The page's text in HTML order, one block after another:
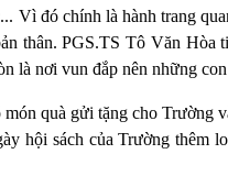
Vì đó chính là hành trang
thân. PGS.TS Tô Văn
là nơi vun đắp nên những
quà gửi tặng cho Trường
hội sách của Trường thêm